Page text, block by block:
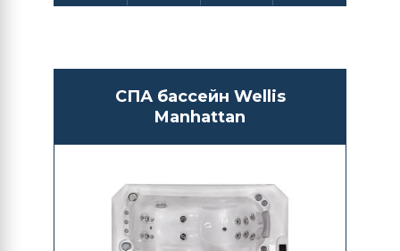
СПА бассейн Wellis
Manhattan